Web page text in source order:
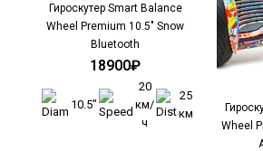
..
Гироскутер Smart Balance
Гироскутер Smart Balance
Wheel Premium 10.5" Snow
Bluetooth
18900₽
10.5"
20
км/
ч
25
км
Wheel